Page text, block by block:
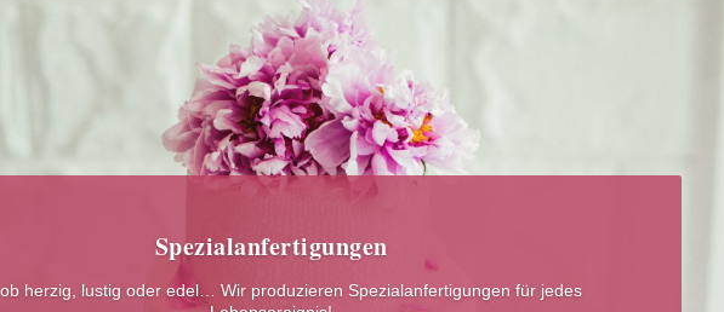
Spezialanfertigungen
herzig, lustig oder edel… Wir produzieren Spezialanfertigungen für jedes